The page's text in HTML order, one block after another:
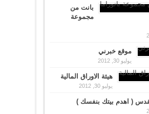
بانت من
مجموعة
موقع خبرني
يوليو 30, 2012
هيئة الاوراق المالية
يوليو 30, 2012
( اهدم بيتك بنفسك )